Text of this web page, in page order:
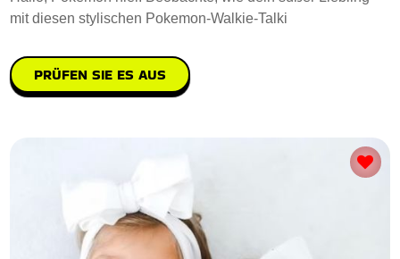
mit diesen stylischen Pokemon-Walkie-Talki
PRÜFEN SIE ES AUS